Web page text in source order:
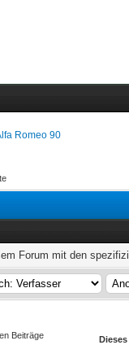
Romeo 90
Forum mit den
Beiträge